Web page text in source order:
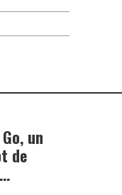
un
de